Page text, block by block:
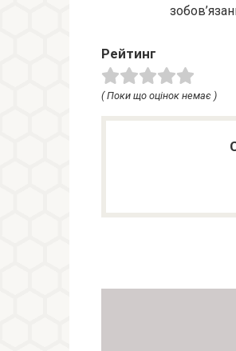
Рейтинг
( Поки що оцінок немає )